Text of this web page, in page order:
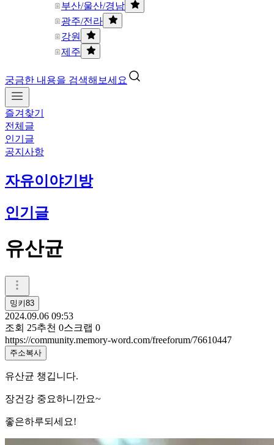
부산/울산/경남
광주/전라
강원
제주
궁금한 내용을 검색해보세요
즐겨찾기
전체글
인기글
공지사항
자유이야기방
인기글
유산균
밍키83
2024.09.06 09:53
조회 25추천 0스크랩 0
https://community.memory-word.com/freeforum/76610447
주소복사
유산균 챙깁니다.
장건강 중요하니깐요~
좋은하루되세요!